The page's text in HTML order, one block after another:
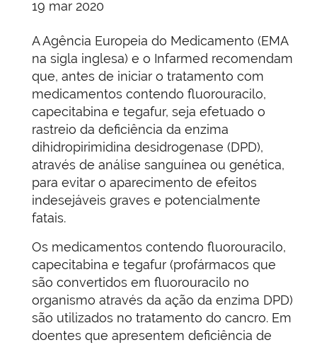
19 mar 2020
A Agência Europeia do Medicamento (EMA
na sigla inglesa) e o Infarmed recomendam
que, antes de iniciar o tratamento com
medicamentos contendo fluorouracilo,
capecitabina e tegafur, seja efetuado o
rastreio da deficiência da enzima
dihidropirimidina desidrogenase (DPD),
através de análise sanguínea ou genética,
para evitar o aparecimento de efeitos
indesejáveis graves e potencialmente
fatais.
Os medicamentos contendo fluorouracilo,
capecitabina e tegafur (profármacos que
são convertidos em fluorouracilo no
organismo através da ação da enzima DPD)
são utilizados no tratamento do cancro. Em
doentes que apresentem deficiência de